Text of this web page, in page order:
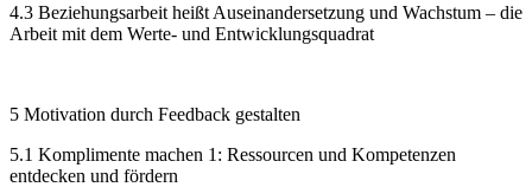
4.3 Beziehungsarbeit heißt Auseinandersetzung und Wachstum – die
Arbeit mit dem Werte- und Entwicklungsquadrat
5 Motivation durch Feedback gestalten
5.1 Komplimente machen 1: Ressourcen und Kompetenzen
entdecken und fördern